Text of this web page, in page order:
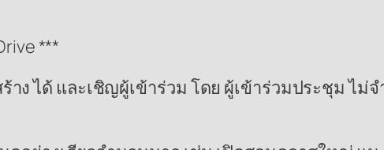
***
าง ได้ และเชิญผู้เข้าร่วม โดย ผู้เข้าร่วมประชุม ไม่